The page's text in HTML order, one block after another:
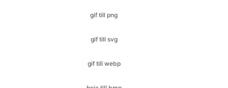
gif till webp
heic till bmp
heic till gif